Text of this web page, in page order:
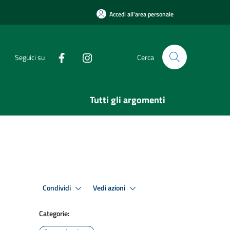
Accedi all'area personale
Seguici su Cerca
Tutti gli argomenti
Condividi Vedi azioni
Categorie: